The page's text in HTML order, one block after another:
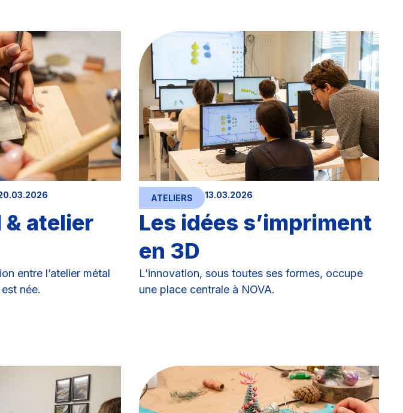
& atelier
entre l’atelier métal
née.
ATELIERS 13.03.2026
Les idées s’impriment
en 3D
L’innovation, sous toutes ses formes, occupe
une place centrale à NOVA.